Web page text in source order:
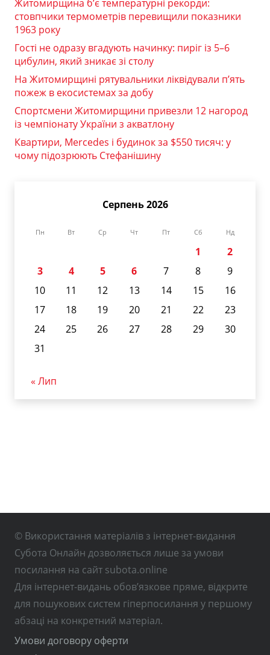
Житомирщина б’є температурні рекорди:
стовпчики термометрів перевищили показники
1963 року
Гості не одразу вгадують начинку: пиріг із 5–6
цибулин, який зникає зі столу
На Житомирщині рятувальники ліквідували п’ять
пожеж в екосистемах за добу
Спортсмени Житомирщини привезли 12 нагород
із чемпіонату України з акватлону
Квартири, Mercedes і будинок за $550 тисяч: у
чому підозрюють Стефанішину
Серпень 2026
Пн Вт Ср Чт Пт Сб Нд
1
2
3
4 5 6 7 8
9
10
11 12 13 14 15
16
17
18 19 20 21 22
23
24
25 26 27 28 29
30
31
« Лип
© Використання матеріалів з інтернет-видання
Субота Онлайн дозволяється лише за умови
посилання на сайт subota.online
Для інтернет-видань обов’язкове пряме, відкрите
для пошукових систем гіперпосилання у першому
абзаці на конкретний матеріал.
Умови договору оферти